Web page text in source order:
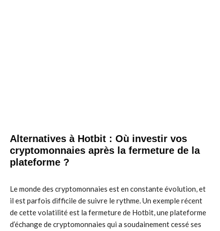
Alternatives à Hotbit : Où investir vos
cryptomonnaies après la fermeture de la
plateforme ?
Le monde des cryptomonnaies est en constante évolution, et
il est parfois difficile de suivre le rythme. Un exemple récent
de cette volatilité est la fermeture de Hotbit, une plateforme
d’échange de cryptomonnaies qui a soudainement cessé ses